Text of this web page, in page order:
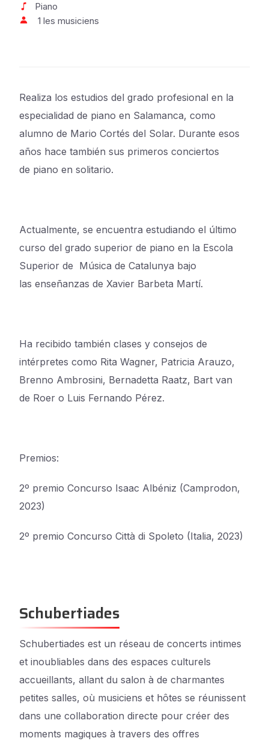
Piano
1 les musiciens
Realiza los estudios del grado profesional en la
especialidad de piano en Salamanca, como
alumno de Mario Cortés del Solar. Durante esos
años hace también sus primeros conciertos
de piano en solitario.
Actualmente, se encuentra estudiando el último
curso del grado superior de piano en la Escola
Superior de Música de Catalunya bajo
las enseñanzas de Xavier Barbeta Martí.
Ha recibido también clases y consejos de
intérpretes como Rita Wagner, Patricia Arauzo,
Brenno Ambrosini, Bernadetta Raatz, Bart van
de Roer o Luis Fernando Pérez.
Premios:
2º premio Concurso Isaac Albéniz (Camprodon,
2023)
2º premio Concurso Città di Spoleto (Italia, 2023)
Schubertiades
Schubertiades est un réseau de concerts intimes
et inoubliables dans des espaces culturels
accueillants, allant du salon à de charmantes
petites salles, où musiciens et hôtes se réunissent
dans une collaboration directe pour créer des
moments magiques à travers des offres